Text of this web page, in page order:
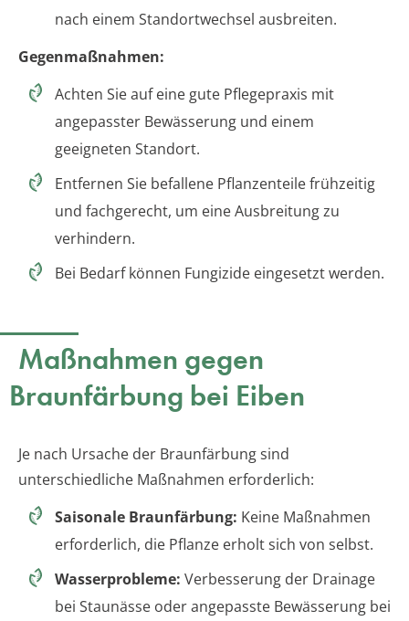
nach einem Standortwechsel ausbreiten.
Gegenmaßnahmen:
Achten Sie auf eine gute Pflegepraxis mit
angepasster Bewässerung und einem
geeigneten Standort.
Entfernen Sie befallene Pflanzenteile frühzeitig
und fachgerecht, um eine Ausbreitung zu
verhindern.
Bei Bedarf können Fungizide eingesetzt werden.
Maßnahmen gegen
Braunfärbung bei Eiben
Je nach Ursache der Braunfärbung sind
unterschiedliche Maßnahmen erforderlich:
Saisonale Braunfärbung: Keine Maßnahmen
erforderlich, die Pflanze erholt sich von selbst.
Wasserprobleme: Verbesserung der Drainage
bei Staunässe oder angepasste Bewässerung bei